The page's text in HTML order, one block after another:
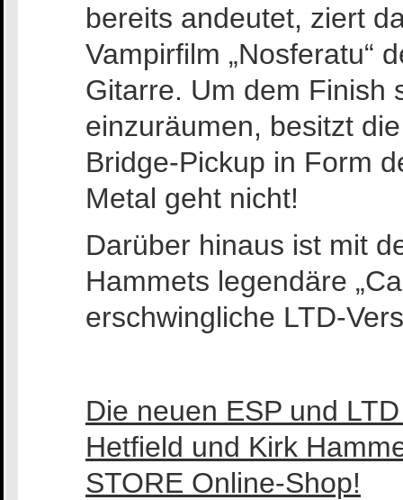
bereits andeutet, ziert
Vampirfilm „Nosferatu“
Gitarre. Um dem Finish
einzuräumen, besitzt
Bridge-Pickup in Form
Metal geht nicht!
Darüber hinaus ist mit
Hammets legendäre
erschwingliche LTD-
Die neuen ESP und
Hetfield und Kirk
STORE Online-Shop!